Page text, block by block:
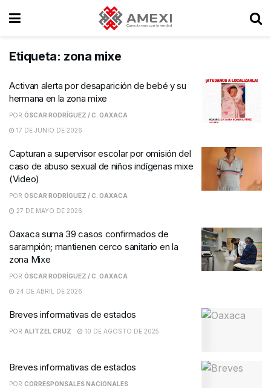
Etiqueta: zona mixe
Activan alerta por desaparición de bebé y su
hermana en la zona mixe
POR ÓSCAR RODRÍGUEZ / C. OAXACA
17 DE JUNIO DE 2026
Capturan a supervisor escolar por omisión del
caso de abuso sexual de niños indígenas mixe
(Video)
POR ÓSCAR RODRÍGUEZ / C. OAXACA
27 DE MAYO DE 2026
Oaxaca suma 39 casos confirmados de
sarampión; mantienen cerco sanitario en la
zona Mixe
POR ÓSCAR RODRÍGUEZ / C. OAXACA
24 DE ABRIL DE 2026
Breves informativas de estados
POR ALITZEL CRUZ 10 DE AGOSTO DE 2025
Breves informativas de estados
POR CORRESPONSALES NACIONALES